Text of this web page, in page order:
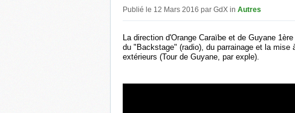
Publié le 12 Mars 2016 par GdX in Autres
La direction d'Orange Caraïbe et de Guyane
du "Backstage" (radio), du parrainage et la
extérieurs (Tour de Guyane, par exple).